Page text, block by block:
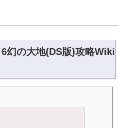
幻の大地(DS版)攻略Wiki